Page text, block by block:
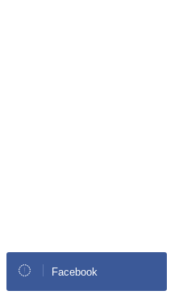
Facebook